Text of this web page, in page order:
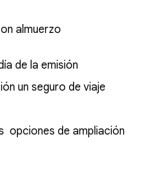
almuerzo
de la emisión
un seguro de viaje
opciones de ampliación